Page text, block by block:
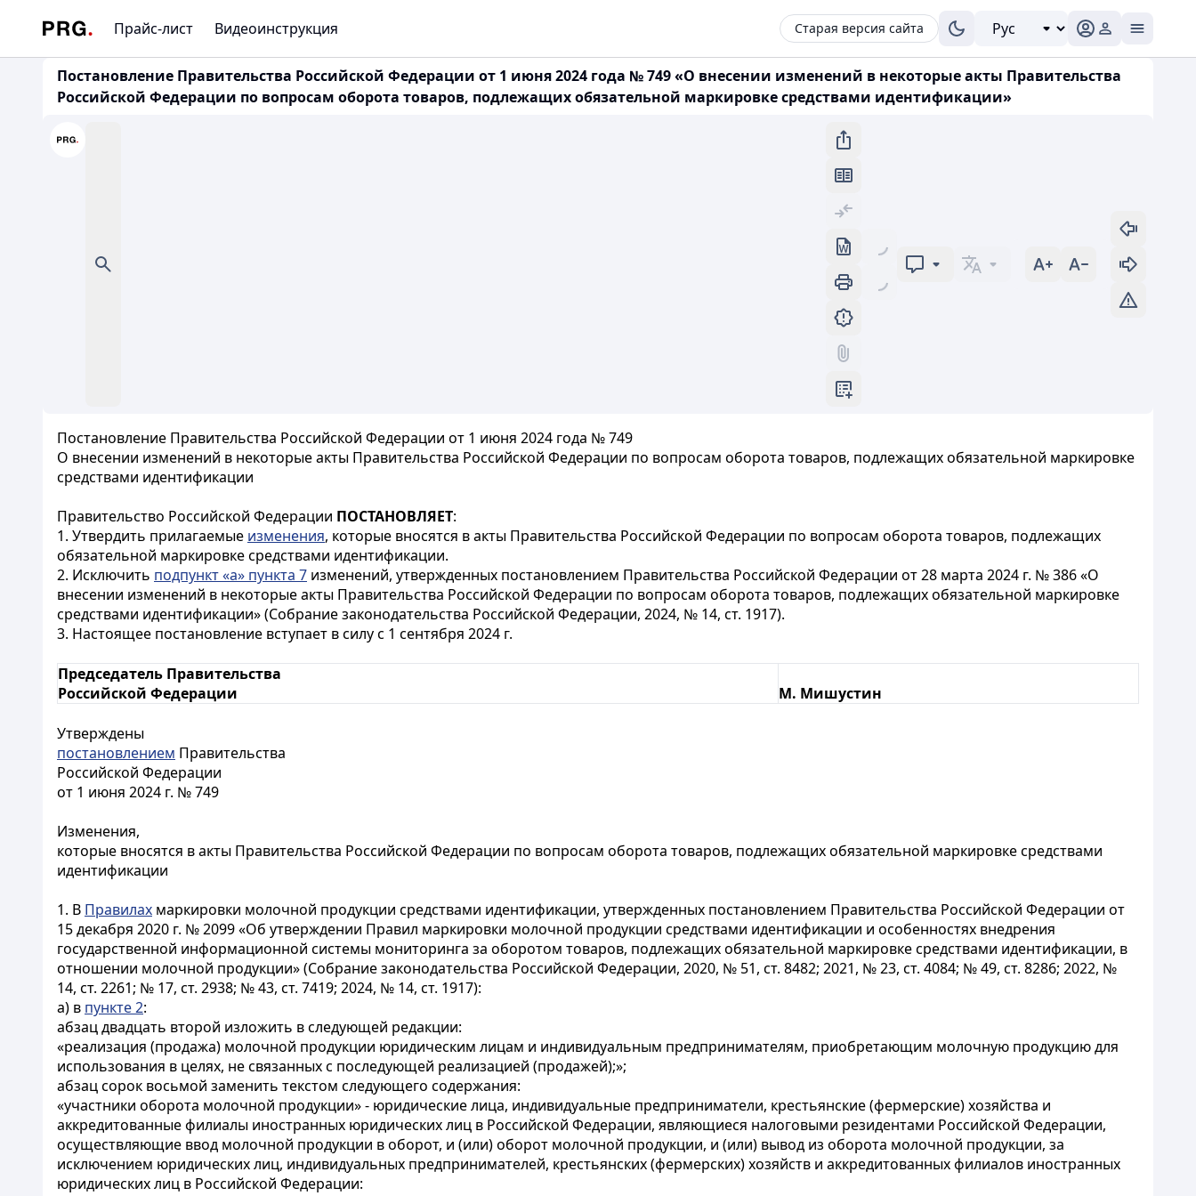
Прайс-лист Видеоинструкция Старая версия сайта
Постановление Правительства Российской Федерации от 1 июня 2024 года № 749 «О внесении изменений в некоторые акты Правительства
Российской Федерации по вопросам оборота товаров, подлежащих обязательной маркировке средствами идентификации»
Постановление Правительства Российской Федерации от 1 июня 2024 года № 749
О внесении изменений в некоторые акты Правительства Российской Федерации по вопросам оборота товаров, подлежащих обязательной маркировке
средствами идентификации
Правительство Российской Федерации ПОСТАНОВЛЯЕТ:
1. Утвердить прилагаемые изменения, которые вносятся в акты Правительства Российской Федерации по вопросам оборота товаров, подлежащих
обязательной маркировке средствами идентификации.
2. Исключить подпункт «а» пункта 7 изменений, утвержденных постановлением Правительства Российской Федерации от 28 марта 2024 г. № 386 «О
внесении изменений в некоторые акты Правительства Российской Федерации по вопросам оборота товаров, подлежащих обязательной маркировке
средствами идентификации» (Собрание законодательства Российской Федерации, 2024, № 14, ст. 1917).
3. Настоящее постановление вступает в силу с 1 сентября 2024 г.
Председатель Правительства
Российской Федерации
М. Мишустин
Утверждены
постановлением Правительства
Российской Федерации
от 1 июня 2024 г. № 749
Изменения,
которые вносятся в акты Правительства Российской Федерации по вопросам оборота товаров, подлежащих обязательной маркировке средствами
идентификации
1. В Правилах маркировки молочной продукции средствами идентификации, утвержденных постановлением Правительства Российской Федерации от
15 декабря 2020 г. № 2099 «Об утверждении Правил маркировки молочной продукции средствами идентификации и особенностях внедрения
государственной информационной системы мониторинга за оборотом товаров, подлежащих обязательной маркировке средствами идентификации, в
отношении молочной продукции» (Собрание законодательства Российской Федерации, 2020, № 51, ст. 8482; 2021, № 23, ст. 4084; № 49, ст. 8286; 2022, №
14, ст. 2261; № 17, ст. 2938; № 43, ст. 7419; 2024, № 14, ст. 1917):
а) в пункте 2:
абзац двадцать второй изложить в следующей редакции:
«реализация (продажа) молочной продукции юридическим лицам и индивидуальным предпринимателям, приобретающим молочную продукцию для
использования в целях, не связанных с последующей реализацией (продажей);»;
абзац сорок восьмой заменить текстом следующего содержания:
«участники оборота молочной продукции» - юридические лица, индивидуальные предприниматели, крестьянские (фермерские) хозяйства и
аккредитованные филиалы иностранных юридических лиц в Российской Федерации, являющиеся налоговыми резидентами Российской Федерации,
осуществляющие ввод молочной продукции в оборот, и (или) оборот молочной продукции, и (или) вывод из оборота молочной продукции, за
исключением юридических лиц, индивидуальных предпринимателей, крестьянских (фермерских) хозяйств и аккредитованных филиалов иностранных
юридических лиц в Российской Федерации: